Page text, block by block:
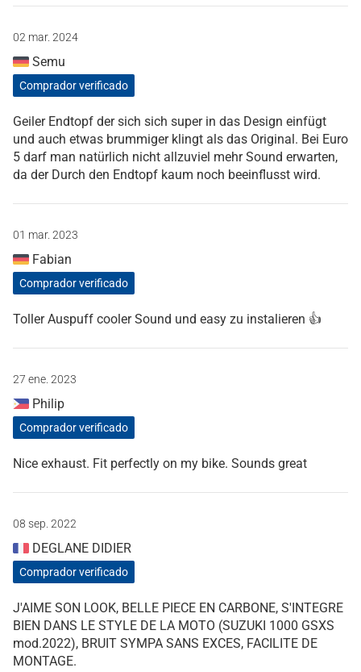
02 mar. 2024
Semu
Comprador verificado
Geiler Endtopf der sich sich super in das Design einfügt
und auch etwas brummiger klingt als das Original. Bei Euro
5 darf man natürlich nicht allzuviel mehr Sound erwarten,
da der Durch den Endtopf kaum noch beeinflusst wird.
01 mar. 2023
Fabian
Comprador verificado
Toller Auspuff cooler Sound und easy zu instalieren 👍
27 ene. 2023
Philip
Comprador verificado
Nice exhaust. Fit perfectly on my bike. Sounds great
08 sep. 2022
DEGLANE DIDIER
Comprador verificado
J'AIME SON LOOK, BELLE PIECE EN CARBONE, S'INTEGRE
BIEN DANS LE STYLE DE LA MOTO (SUZUKI 1000 GSXS
mod.2022), BRUIT SYMPA SANS EXCES, FACILITE DE
MONTAGE.